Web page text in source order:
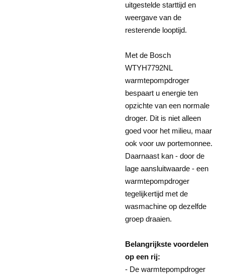
uitgestelde starttijd en
weergave van de
resterende looptijd.
Met de Bosch
WTYH7792NL
warmtepompdroger
bespaart u energie ten
opzichte van een normale
droger. Dit is niet alleen
goed voor het milieu, maar
ook voor uw portemonnee.
Daarnaast kan - door de
lage aansluitwaarde - een
warmtepompdroger
tegelijkertijd met de
wasmachine op dezelfde
groep draaien.
Belangrijkste voordelen
op een rij:
- De warmtepompdroger